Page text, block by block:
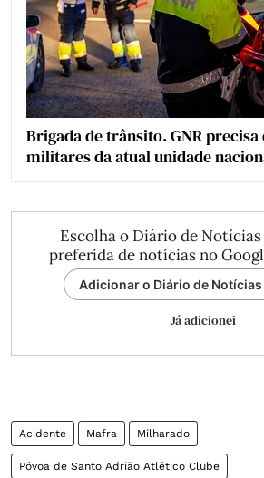
Brigada de trânsito. GNR
militares da atual unidade
Escolha o Diário de
preferida de notícias no
Adicionar o Diário de
Já adicionei
Acidente Mafra Milharado
Póvoa de Santo Adrião Atlético Clube